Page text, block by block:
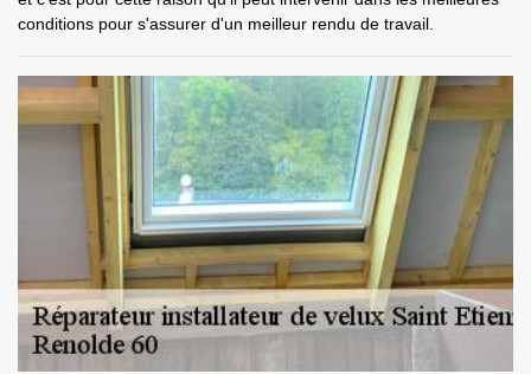
conditions pour s'assurer d'un meilleur rendu de travail.